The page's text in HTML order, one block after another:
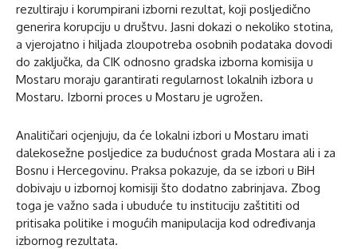
rezultiraju i korumpirani izborni rezultat, koji posljedično
generira korupciju u društvu. Jasni dokazi o nekoliko stotina,
a vjerojatno i hiljada zloupotreba osobnih podataka dovodi
do zaključka, da CIK odnosno gradska izborna komisija u
Mostaru moraju garantirati regularnost lokalnih izbora u
Mostaru. Izborni proces u Mostaru je ugrožen.
Analitičari ocjenjuju, da će lokalni izbori u Mostaru imati
dalekosežne posljedice za budućnost grada Mostara ali i za
Bosnu i Hercegovinu. Praksa pokazuje, da se izbori u BiH
dobivaju u izbornoj komisiji što dodatno zabrinjava. Zbog
toga je važno sada i ubuduće tu instituciju zaštititi od
pritisaka politike i mogućih manipulacija kod određivanja
izbornog rezultata.